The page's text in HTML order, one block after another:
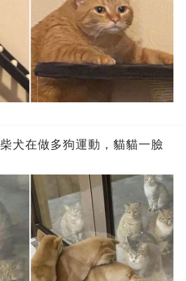
犬在做多狗運動，貓貓一臉